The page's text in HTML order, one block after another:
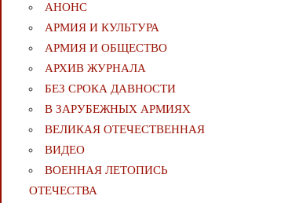
АНОНС
АРМИЯ И КУЛЬТУРА
АРМИЯ И ОБЩЕСТВО
АРХИВ ЖУРНАЛА
БЕЗ СРОКА ДАВНОСТИ
В ЗАРУБЕЖНЫХ АРМИЯХ
ВЕЛИКАЯ ОТЕЧЕСТВЕННАЯ
ВИДЕО
ВОЕННАЯ ЛЕТОПИСЬ
ОТЕЧЕСТВА